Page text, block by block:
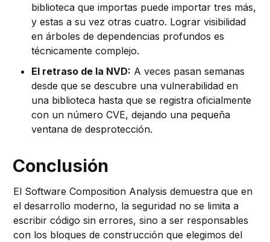
biblioteca que importas puede importar tres más,
y estas a su vez otras cuatro. Lograr visibilidad
en árboles de dependencias profundos es
técnicamente complejo.
El retraso de la NVD: A veces pasan semanas
desde que se descubre una vulnerabilidad en
una biblioteca hasta que se registra oficialmente
con un número CVE, dejando una pequeña
ventana de desprotección.
Conclusión
El Software Composition Analysis demuestra que en
el desarrollo moderno, la seguridad no se limita a
escribir código sin errores, sino a ser responsables
con los bloques de construcción que elegimos del